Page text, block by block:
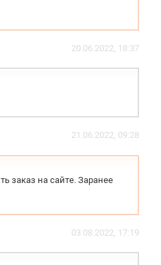
20.06.2022, 18:37
21.06.2022, 09:28
заказ на сайте. Заранее
03.08.2022, 17:19